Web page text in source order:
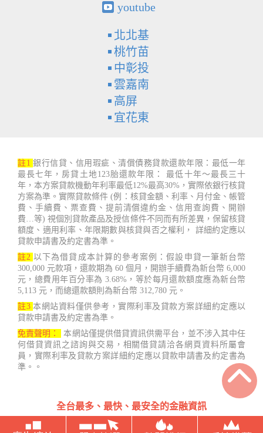
youtube
北北基
桃竹苗
中彰投
雲嘉南
高屏
宜花東
註1 銀行信貸、信用瑕疵、清償債務貸款還款年限：最低一年
最長七年，房貸土地123胎還款年限： 最低十年～最長三十
年，本方案貸款機動年利率最低12%最高30%，實際依銀行核貸
方案為準。實際貸款條件 (例：核貸金額、利率、月付金、帳管
費、手續費、票查費、提前清償違約金、信用查詢費、開辦
費…等) 視個別貸款產品及授信條件不同而有所差異，保留核貸
額度、適用利率、年限期數與核貸與否之權利， 詳細約定應以
貸款申請書及約定書為準。
註2 以下為借貸成本計算的參考案例：假設申貸一筆新台幣
300,000 元款項，還款期為 60 個月，開辦手續費為新台幣 6,000
元，總費用年百分率為 3.68%，等於每月還款額度應為新台幣
5,113 元，而總還款額則為新台幣 312,780 元。
註3 本網站資料僅供參考，實際利率及貸款方案詳細約定應以
貸款申請書及約定書為準。
免責聲明：
本網站僅提供借貸資訊供需平台，並不涉入其中任
何借貸資訊之諮詢與交易，相關借貸請洽各網頁資料所屬會
員，實際利率及貸款方案詳細約定應以貸款申請書及約定書為
準。。
全台最多、最快、最安全的金融資訊
台灣借款.net Copyright ©2022 - 2023 鑫睿開發有限公司 407台